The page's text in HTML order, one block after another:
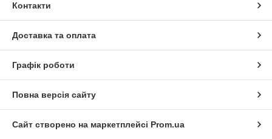
Контакти
Доставка та оплата
Графік роботи
Повна версія сайту
Сайт створено на маркетплейсі Prom.ua